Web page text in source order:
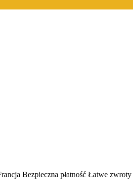
Bezpieczna płatność Łatwe zwroty